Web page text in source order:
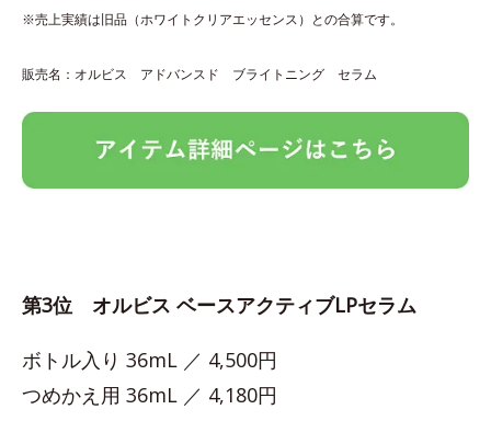
※売上実績は旧品（ホワイトクリアエッセンス）との合算です。
販売名：オルビス アドバンスド ブライトニング セラム
第3位 オルビス ベースアクティブLPセラム
ボトル入り 36mL ／ 4,500円
つめかえ用 36mL ／ 4,180円